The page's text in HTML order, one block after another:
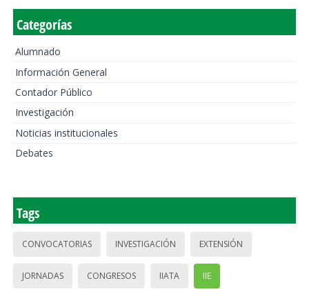
Categorías
Alumnado
Información General
Contador Público
Investigación
Noticias institucionales
Debates
Tags
CONVOCATORIAS INVESTIGACIÓN EXTENSIÓN
JORNADAS CONGRESOS IIATA IIE